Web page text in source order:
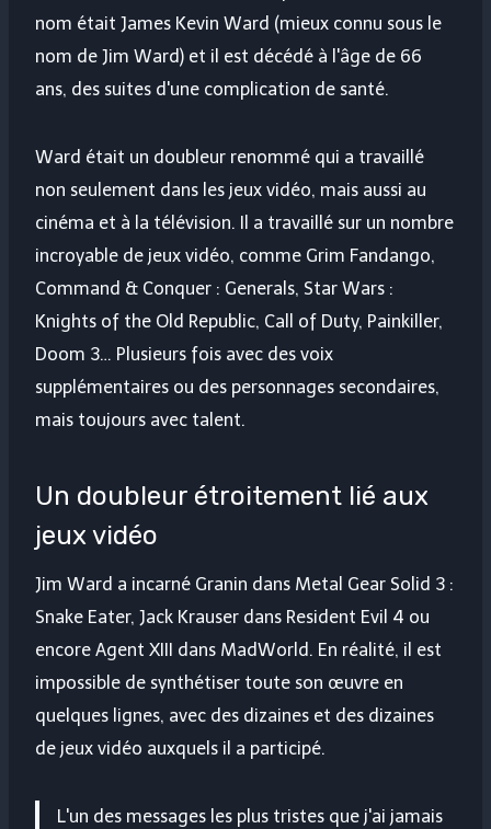
nom était James Kevin Ward (mieux connu sous le
nom de Jim Ward) et il est décédé à l'âge de 66
ans, des suites d'une complication de santé.
Ward était un doubleur renommé qui a travaillé
non seulement dans les jeux vidéo, mais aussi au
cinéma et à la télévision. Il a travaillé sur un nombre
incroyable de jeux vidéo, comme Grim Fandango,
Command & Conquer : Generals, Star Wars :
Knights of the Old Republic, Call of Duty, Painkiller,
Doom 3… Plusieurs fois avec des voix
supplémentaires ou des personnages secondaires,
mais toujours avec talent.
Un doubleur étroitement lié aux
jeux vidéo
Jim Ward a incarné Granin dans Metal Gear Solid 3 :
Snake Eater, Jack Krauser dans Resident Evil 4 ou
encore Agent XIII dans MadWorld. En réalité, il est
impossible de synthétiser toute son œuvre en
quelques lignes, avec des dizaines et des dizaines
de jeux vidéo auxquels il a participé.
L'un des messages les plus tristes que j'ai jamais